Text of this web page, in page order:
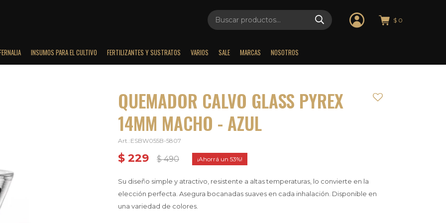
INSUMOS PARA EL CULTIVO FERTILIZANTES Y SUSTRATOS VARIOS SALE MARCAS NOSOTROS
$ 0
QUEMADOR CALVO GLASS PYREX
14MM MACHO - AZUL
ESBW055B-5807
$ 229 $ 490 53
Su diseño simple y atractivo, resistente a altas temperaturas, lo convierte en la
elección perfecta. Asegura bocanadas suaves en cada inhalación. Disponible en
una variedad de colores.